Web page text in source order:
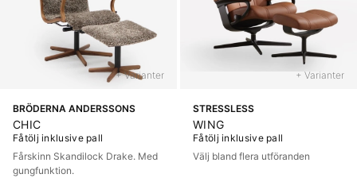
+ Varianter
BRÖDERNA ANDERSSONS
CHIC
Fåtölj inklusive pall
Fårskinn Skandilock Drake. Med
gungfunktion.
+ Varianter
STRESSLESS
WING
Fåtölj inklusive pall
Välj bland flera utföranden